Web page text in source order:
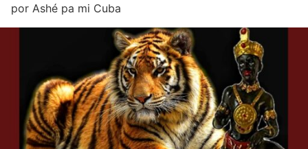
por Ashé pa mi Cuba